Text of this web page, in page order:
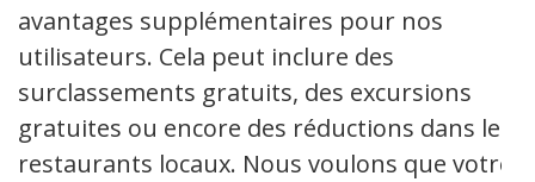
avantages supplémentaires pour nos
utilisateurs. Cela peut inclure des
surclassements gratuits, des excursions
gratuites ou encore des réductions dans les
restaurants locaux. Nous voulons que votre